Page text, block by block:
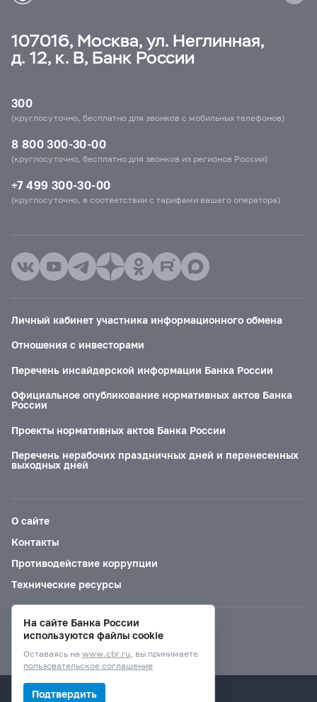
107016, Москва, ул. Неглинная,
д. 12, к. В, Банк России
300
(круглосуточно, бесплатно для звонков с мобильных телефонов)
8 800 300-30-00
(круглосуточно, бесплатно для звонков из регионов России)
+7 499 300-30-00
(круглосуточно, в соответствии с тарифами вашего оператора)
Личный кабинет участника информационного обмена
Отношения с инвесторами
Перечень инсайдерской информации Банка России
Официальное опубликование нормативных актов Банка
России
Проекты нормативных актов Банка России
Перечень нерабочих праздничных дней и перенесенных
выходных дней
О сайте
Контакты
Противодействие коррупции
Технические ресурсы
Версия для слабовидящих
© Банк России, 2000–2026.
На сайте Банка России
используются файлы cookie
Оставаясь на www.cbr.ru, вы принимаете
пользовательское соглашение
Подтвердить